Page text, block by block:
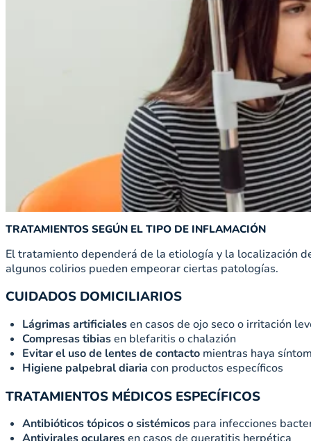
TRATAMIENTOS SEGÚN EL TIPO DE INFLAMACIÓN
El tratamiento dependerá de la etiología y la localización
algunos colirios pueden empeorar ciertas patologías.
CUIDADOS DOMICILIARIOS
Lágrimas artificialesen casos de ojo seco o irritación
Compresas tibiasen blefaritis o chalazión
Evitar el uso de lentes de contacto mientras haya
Higiene palpebral diaria con productos específicos
TRATAMIENTOS MÉDICOS ESPECÍFICOS
Antibióticos tópicos o sistémicos para infecciones